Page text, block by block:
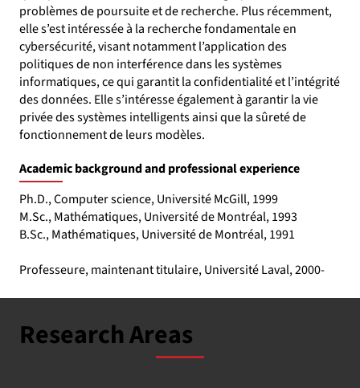
problèmes de poursuite et de recherche. Plus récemment,
elle s’est intéressée à la recherche fondamentale en
cybersécurité, visant notamment l’application des
politiques de non interférence dans les systèmes
informatiques, ce qui garantit la confidentialité et l’intégrité
des données. Elle s’intéresse également à garantir la vie
privée des systèmes intelligents ainsi que la sûreté de
fonctionnement de leurs modèles.
Academic background and professional experience
Ph.D., Computer science, Université McGill, 1999
M.Sc., Mathématiques, Université de Montréal, 1993
B.Sc., Mathématiques, Université de Montréal, 1991
Professeure, maintenant titulaire, Université Laval, 2000-
Research Areas